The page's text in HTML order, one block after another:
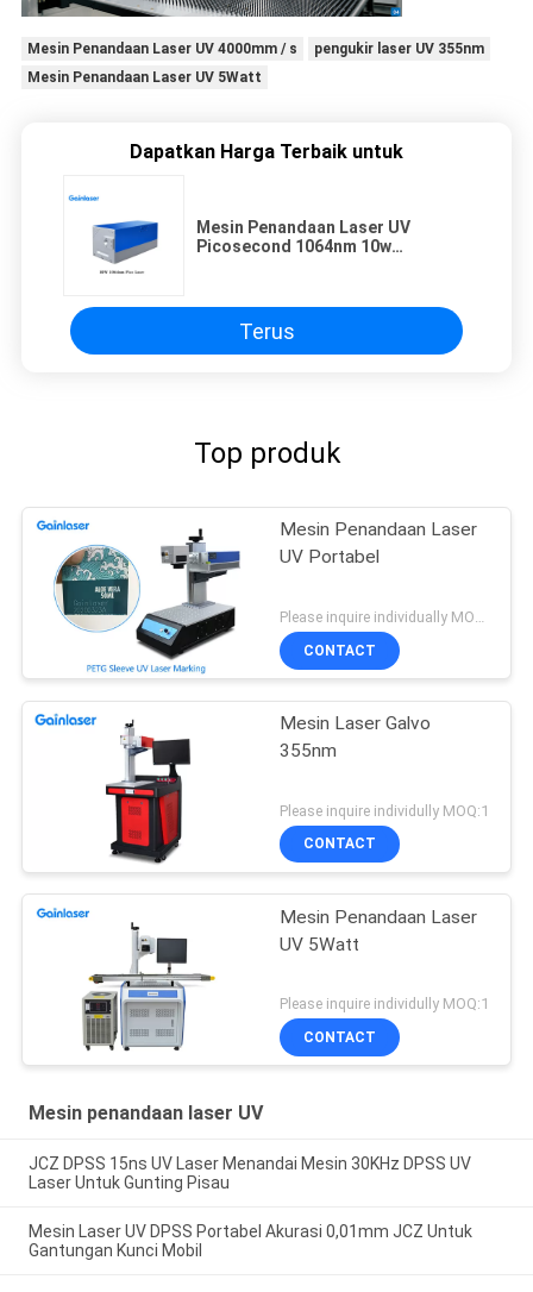
Mesin Penandaan Laser UV 4000mm / s
pengukir laser UV 355nm
Mesin Penandaan Laser UV 5Watt
Dapatkan Harga Terbaik untuk
Mesin Penandaan Laser UV
Picosecond 1064nm 10w
Terus
Top produk
Mesin Penandaan Laser
UV Portabel
CONTACT
Mesin Laser Galvo
355nm
Please inquire individully MOQ:1
CONTACT
Mesin Penandaan Laser
UV 5Watt
Please inquire individully MOQ:1
CONTACT
Mesin penandaan laser UV
JCZ DPSS 15ns UV Laser Menandai Mesin 30KHz DPSS UV
Laser Untuk Gunting Pisau
Mesin Laser UV DPSS Portabel Akurasi 0,01mm JCZ Untuk
Gantungan Kunci Mobil